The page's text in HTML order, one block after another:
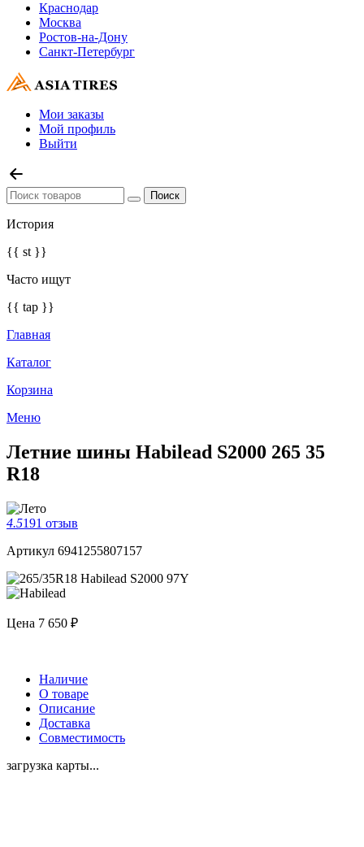
Краснодар
Москва
Ростов-на-Дону
Санкт-Петербург
Мои заказы
Мой профиль
Выйти
История
{{ st }}
Часто ищут
{{ tap }}
Главная
Каталог
Корзина
Меню
Летние шины Habilead S2000 265 35
R18
4.5191 отзыв
Артикул 6941255807157
Цена 7 650 ₽
Наличие
О товаре
Описание
Доставка
Совместимость
загрузка карты...